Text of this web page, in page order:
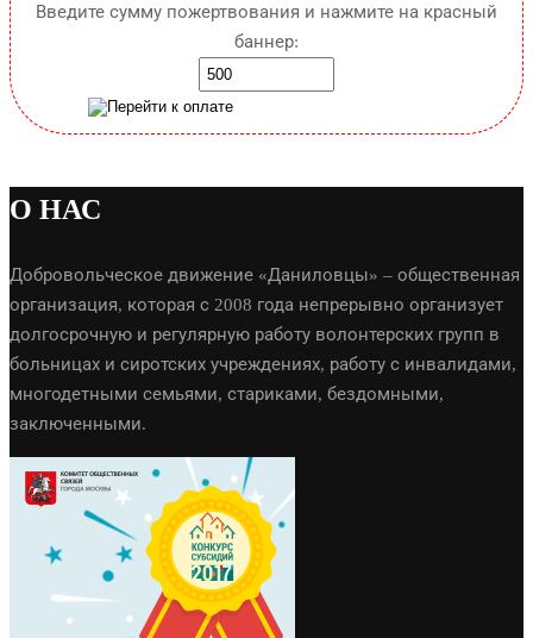
Введите сумму пожертвования и нажмите на красный
баннер:
О НАС
Добровольческое движение «Даниловцы» – общественная
организация, которая с 2008 года непрерывно организует
долгосрочную и регулярную работу волонтерских групп в
больницах и сиротских учреждениях, работу с инвалидами,
многодетными семьями, стариками, бездомными,
заключенными.